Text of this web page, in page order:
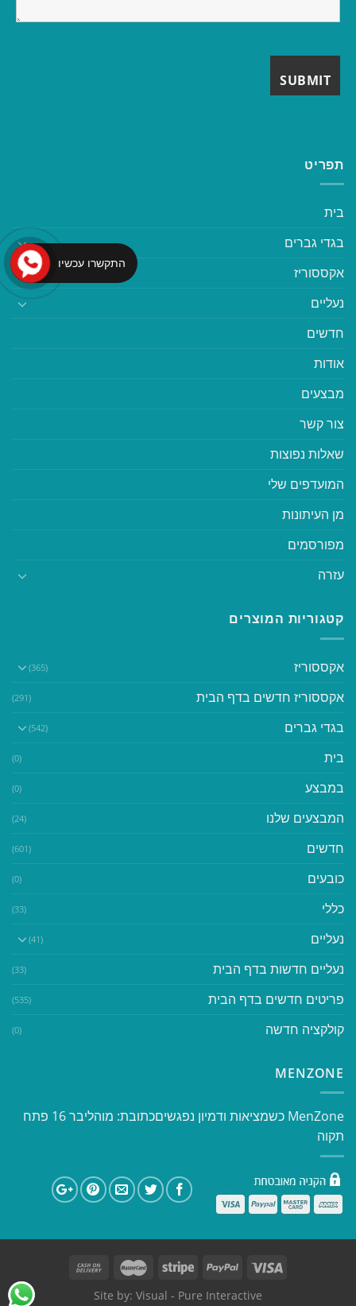
תפריט
בית
בגדי גברים
אקססוריז
נעליים
חדשים
אודות
מבצעים
צור קשר
שאלות נפוצות
המועדפים שלי
מן העיתונות
מפורסמים
עזרה
קטגוריות המוצרים
אקססוריז (365)
אקססוריז חדשים בדף הבית (291)
בגדי גברים (542)
בית (0)
במבצע (0)
המבצעים שלנו (24)
חדשים (601)
כובעים (0)
כללי (33)
נעליים (41)
נעליים חדשות בדף הבית (33)
פריטים חדשים בדף הבית (535)
קולקציה חדשה (0)
MENZONE
​​MenZone כשמציאות ודמיון נפגשים​ כתובת: מוהליבר 16 פתח
תקוה
Site by: Visual - Pure Interactive
התקשרו עכשיו